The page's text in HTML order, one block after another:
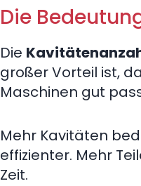
Die
Die
großer Vorteil ist,
Maschinen gut
Mehr Kavitäten
effizienter. Mehr
Zeit.